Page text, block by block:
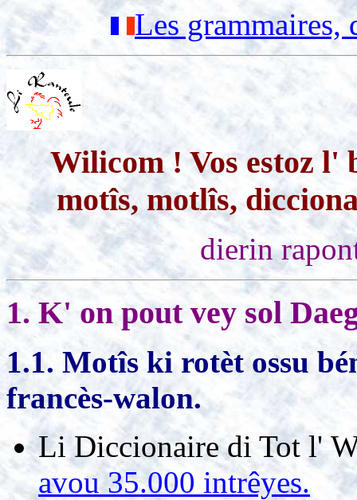
Les
Wilicom ! Vos estoz l'
motîs, motlîs,
dierin
1. K' on pout vey sol
1.1. Motîs ki rotèt ossu
francès-walon.
Li Diccionaire di Tot l'
avou 35.000 intrêyes.